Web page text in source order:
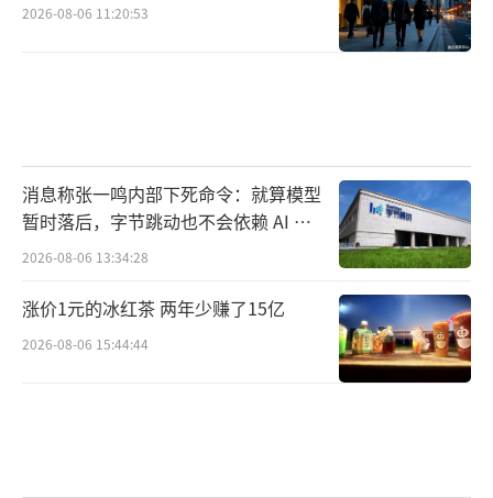
2026-08-06 11:20:53
消息称张一鸣内部下死命令：就算模型
暂时落后，字节跳动也不会依赖 AI 蒸
馏技术
2026-08-06 13:34:28
涨价1元的冰红茶 两年少赚了15亿
2026-08-06 15:44:44